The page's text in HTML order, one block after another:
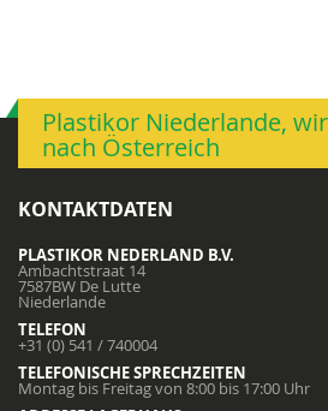
Plastikor Niederlande,
nach Österreich
KONTAKTDATEN
PLASTIKOR NEDERLAND B.V.
Ambachtstraat 14
7587BW De Lutte
Niederlande
TELEFON
+31 (0) 541 / 740004
TELEFONISCHE SPRECHZEITEN
Montag bis Freitag von 8:00 bis 17:00 Uhr